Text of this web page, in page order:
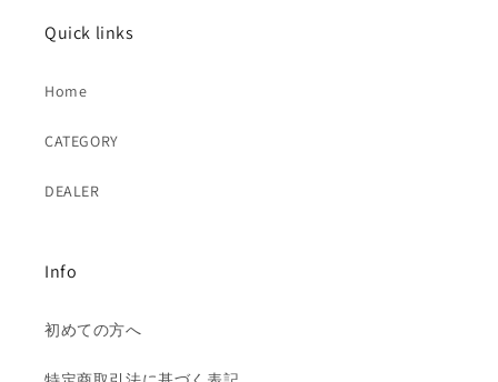
Quick links
Home
CATEGORY
DEALER
Info
初めての方へ